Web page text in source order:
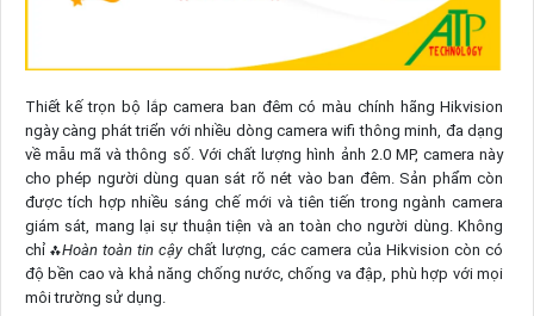
Thiết kế trọn bộ lắp camera ban đêm có màu chính hãng Hikvision
ngày càng phát triển với nhiều dòng camera wifi thông minh, đa dạng
về mẫu mã và thông số. Với chất lượng hình ảnh 2.0 MP, camera này
cho phép người dùng quan sát rõ nét vào ban đêm. Sản phẩm còn
được tích hợp nhiều sáng chế mới và tiên tiến trong ngành camera
giám sát, mang lại sự thuận tiện và an toàn cho người dùng. Không
chỉ ⁂Hoàn toàn tin cậychất lượng, các camera của Hikvision còn có
độ bền cao và khả năng chống nước, chống va đập, phù hợp với mọi
môi trường sử dụng.